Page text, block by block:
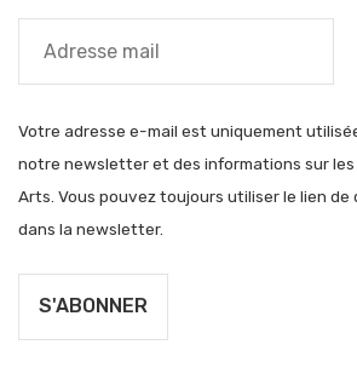
Votre adresse e-mail est uniquement
notre newsletter et des informations sur
Arts. Vous pouvez toujours utiliser le lien
dans la newsletter.